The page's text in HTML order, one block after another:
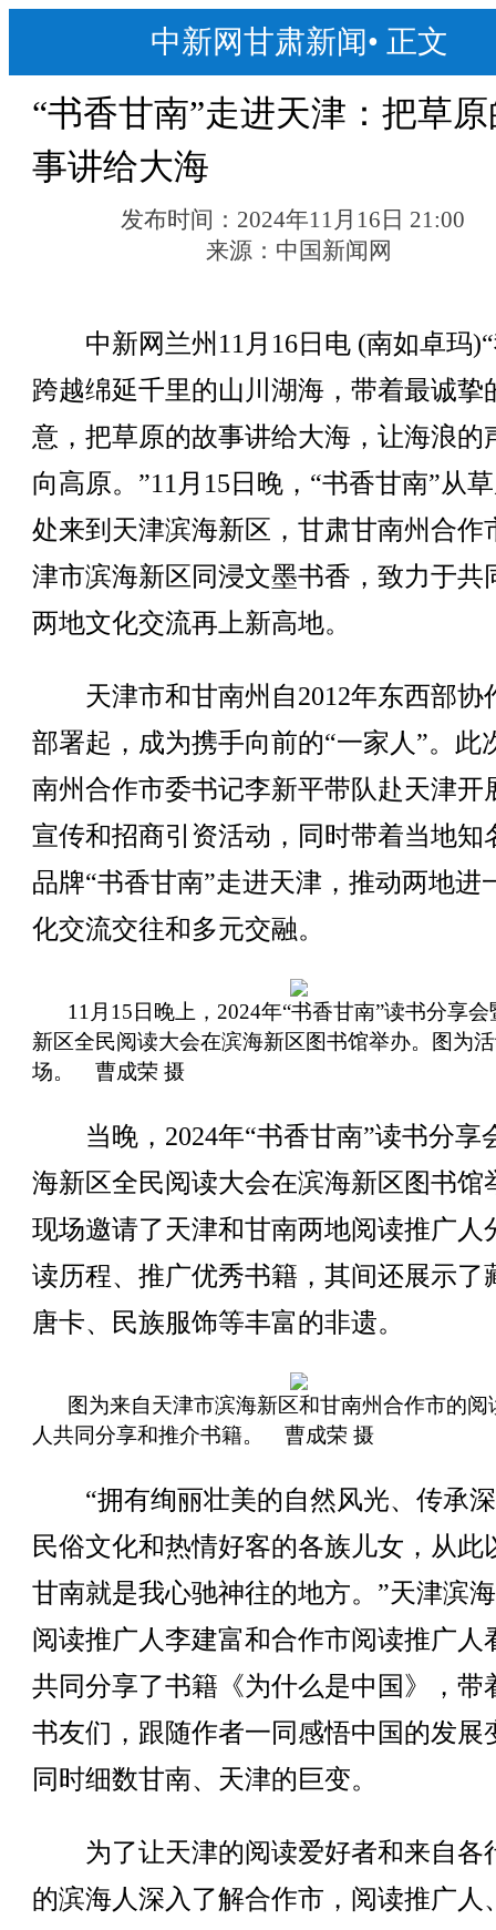
中新网甘肃新闻• 正文
“书香甘南”走进天津：把草
事讲给大海
发布时间： 2024年11月16日 21:00
来源： 中国新闻网
中新网兰州11月16日电 (南如卓玛
跨越绵延千里的山川湖海，带着最诚挚
意，把草原的故事讲给大海，让海浪的
向高原。”11月15日晚，“书香甘南”从
处来到天津滨海新区，甘肃甘南州合作
津市滨海新区同浸文墨书香，致力于共
两地文化交流再上新高地。
天津市和甘南州自2012年东西部协
部署起，成为携手向前的“一家人”。此
南州合作市委书记李新平带队赴天津开
宣传和招商引资活动，同时带着当地知
品牌“书香甘南”走进天津，推动两地进
化交流交往和多元交融。
11月15日晚上，2024年“书香甘南”读书分享会
新区全民阅读大会在滨海新区图书馆举办。图为
场。 曹成荣 摄
当晚，2024年“书香甘南”读书分享
海新区全民阅读大会在滨海新区图书馆
现场邀请了天津和甘南两地阅读推广人
读历程、推广优秀书籍，其间还展示了
唐卡、民族服饰等丰富的非遗。
图为来自天津市滨海新区和甘南州合作市的阅
人共同分享和推介书籍。 曹成荣 摄
“拥有绚丽壮美的自然风光、传承
民俗文化和热情好客的各族儿女，从此
甘南就是我心驰神往的地方。”天津滨
阅读推广人李建富和合作市阅读推广人
共同分享了书籍《为什么是中国》，带
书友们，跟随作者一同感悟中国的发展
同时细数甘南、天津的巨变。
为了让天津的阅读爱好者和来自各
的滨海人深入了解合作市，阅读推广人